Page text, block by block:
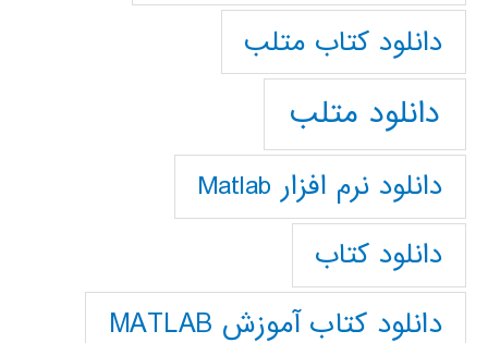
دانلود كتاب متلب
دانلود متلب
دانلود نرم افزار Matlab
دانلود کتاب
دانلود کتاب آموزش MATLAB